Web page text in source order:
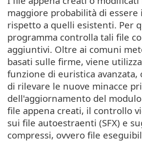
maggiore probabilità di
rispetto a quelli esistenti. Per
programma controlla tali file
aggiuntivi. Oltre ai comuni
basati sulle firme, viene
funzione di euristica avanzata,
di rilevare le nuove minacce
dell'aggiornamento del
file appena creati, il controllo
sui file autoestraenti (SFX) e
compressi, ovvero file